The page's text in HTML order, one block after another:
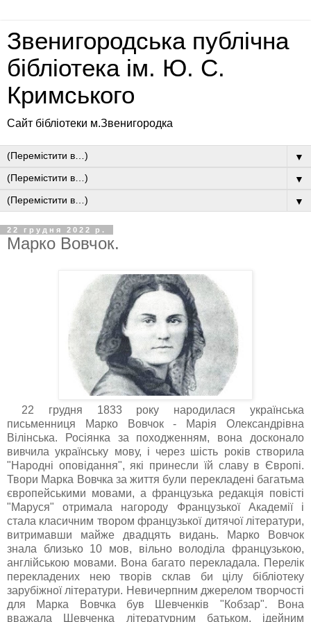
Звенигородська публічна
бібліотека ім. Ю. С.
Кримського
Сайт бібліотеки м.Звенигородка
▼
▼
▼
22 грудня 2022 р.
Марко Вовчок.
22 грудня 1833 року народилася українська
письменниця Марко Вовчок - Марія Олександрівна
Вілінська. Росіянка за походженням, вона досконало
вивчила українську мову, і через шість років створила
"Народні оповідання", які принесли їй славу в Європі.
Твори Марка Вовчка за життя були перекладені багатьма
європейськими мовами, а французька редакція повісті
"Маруся" отримала нагороду Французької Академії і
стала класичним твором французької дитячої літератури,
витримавши майже двадцять видань. Марко Вовчок
знала близько 10 мов, вільно володіла французькою,
англійською мовами. Вона багато перекладала. Перелік
перекладених нею творів склав би цілу бібліотеку
зарубіжної літератури. Невичерпним джерелом творчості
для Марка Вовчка був Шевченків "Кобзар". Вона
вважала Шевченка літературним батьком, ідейним